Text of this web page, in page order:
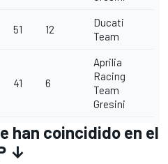
51 12
Ducati
Team
41 6
Aprilia
Racing
Team
Gresini
han coincidido en el
↓